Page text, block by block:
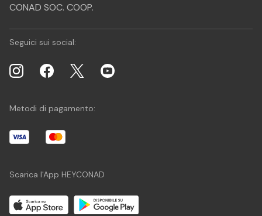
CONAD SOC. COOP.
Seguici sui social:
Metodi di pagamento:
Scarica l'App HEYCONAD